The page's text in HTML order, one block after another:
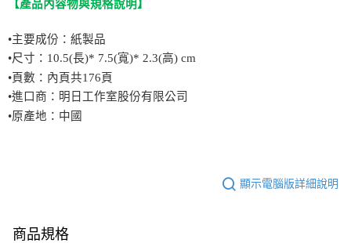
【產品內容物與規格說明 】
•主要成份：紙製品
•尺寸：10.5(長)* 7.5(寬)* 2.3(高) cm
•頁數：內頁共176頁
•進口商：明日工作室股份有限公司
•原產地：中國
顯示電腦版詳細說明
商品規格